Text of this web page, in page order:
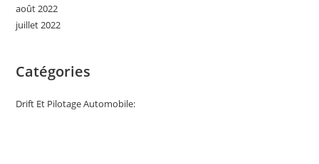
août 2022
juillet 2022
Catégories
Drift Et Pilotage Automobile: